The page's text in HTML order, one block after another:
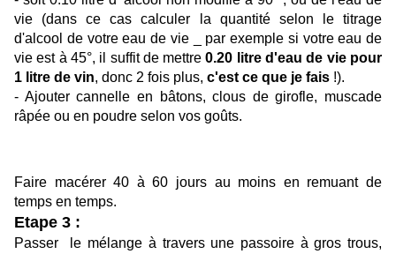
vie (dans ce cas calculer la quantité selon le titrage
d'alcool de votre eau de vie _ par exemple si votre eau de
vie est à 45°, il suffit de mettre 0.20 litre d'eau de vie pour
1 litre de vin, donc 2 fois plus, c'est ce que je fais !).
- Ajouter cannelle en bâtons, clous de girofle, muscade
râpée ou en poudre selon vos goûts.
Faire macérer 40 à 60 jours au moins en remuant de
temps en temps.
Etape 3 :
Passer le mélange à travers une passoire à gros trous,